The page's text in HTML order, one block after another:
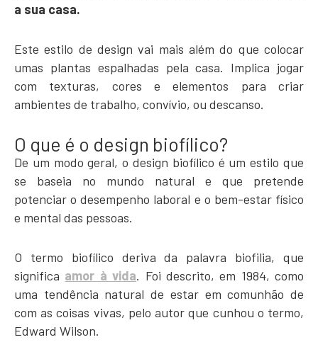
a sua casa.
Este estilo de design vai mais além do que colocar
umas plantas espalhadas pela casa. Implica jogar
com texturas, cores e elementos para criar
ambientes de trabalho, convívio, ou descanso.
O que é o design biofílico?
De um modo geral, o design biofílico é um estilo que
se baseia no mundo natural e que pretende
potenciar o desempenho laboral e o bem-estar físico
e mental das pessoas.
O termo biofílico deriva da palavra biofilia, que
significa amor à vida. Foi descrito, em 1984, como
uma tendência natural de estar em comunhão de
com as coisas vivas, pelo autor que cunhou o termo,
Edward Wilson.